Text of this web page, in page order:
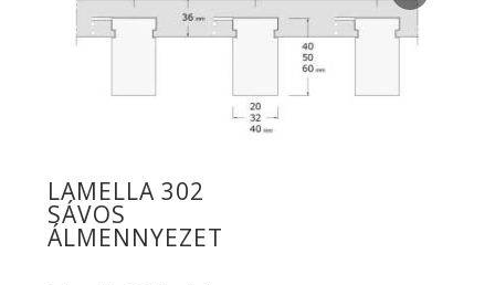
LAMELLA 302
SÁVOS
ÁLMENNYEZET